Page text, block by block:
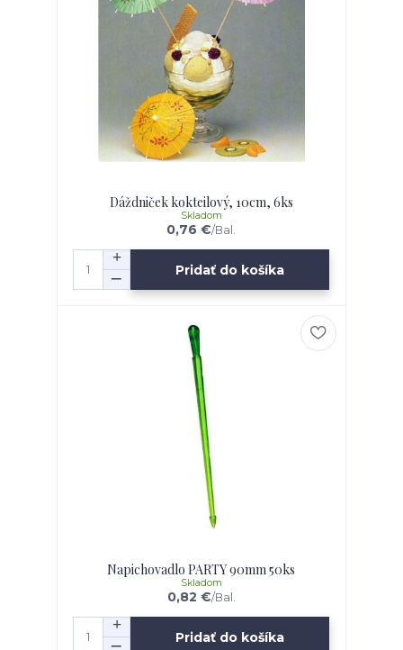
Dáždniček kokteilový, 10cm, 6ks
0,76 €/Bal.
Skladom
Pridať do košíka
Napichovadlo PARTY 90mm 50ks
0,82 €/Bal.
Skladom
Pridať do košíka